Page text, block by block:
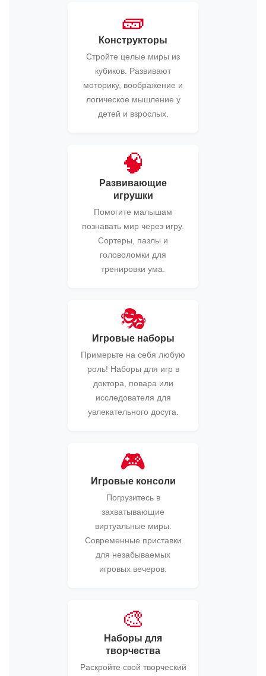
🧱
Конструкторы
Стройте целые миры из
кубиков. Развивают
моторику, воображение и
логическое мышление у
детей и взрослых.
🧠
Развивающие
игрушки
Помогите малышам
познавать мир через игру.
Сортеры, пазлы и
головоломки для
тренировки ума.
🎭
Игровые наборы
Примерьте на себя любую
роль! Наборы для игр в
доктора, повара или
исследователя для
увлекательного досуга.
🎮
Игровые консоли
Погрузитесь в
захватывающие
виртуальные миры.
Современные приставки
для незабываемых
игровых вечеров.
🎨
Наборы для
творчества
Раскройте свой творческий